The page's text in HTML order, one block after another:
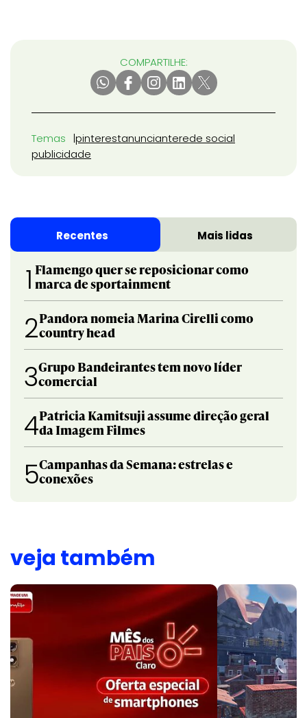
COMPARTILHE:
Temas pinterestanuncianterede social
publicidade
Recentes Mais lidas
1 Flamengo quer se reposicionar como
marca de sportainment
2Pandora nomeia Marina Cirelli como
country head
3Grupo Bandeirantes tem novo líder
comercial
4Patricia Kamitsuji assume direção geral
da Imagem Filmes
5Campanhas da Semana: estrelas e
conexões
veja também